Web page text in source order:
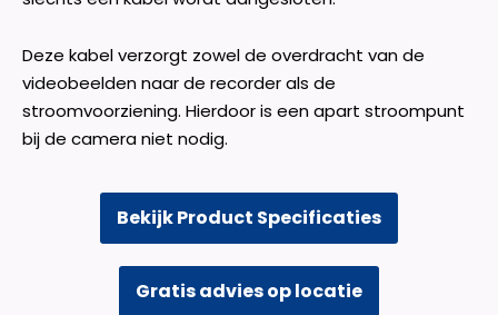
Deze kabel verzorgt zowel de overdracht van de
videobeelden naar de recorder als de
stroomvoorziening. Hierdoor is een apart stroompunt
bij de camera niet nodig.
Bekijk Product Specificaties
Gratis advies op locatie